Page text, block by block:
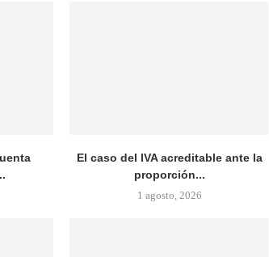
El caso del IVA acreditable ante la
proporción...
1 agosto, 2026